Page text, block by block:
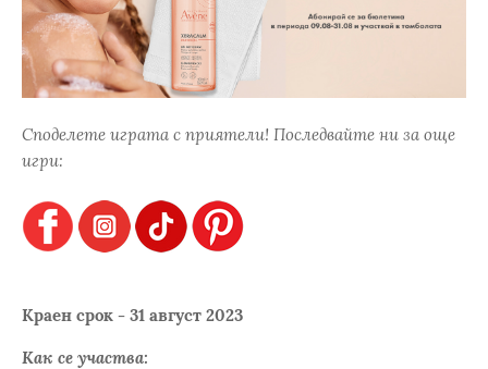
Споделете играта с приятели! Последвайте ни за още
игри:
Краен срок - 31 август 2023
Как се участва: